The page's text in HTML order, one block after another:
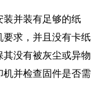
装并装有足够的纸
求，并且没有卡纸
没有被灰尘或异物
并检查固件是否需